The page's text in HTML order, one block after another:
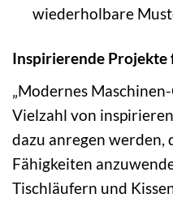
wiederholbare
Inspirierende Projekte
„Modernes
Vielzahl von
dazu anregen werden,
Fähigkeiten
Tischläufern und